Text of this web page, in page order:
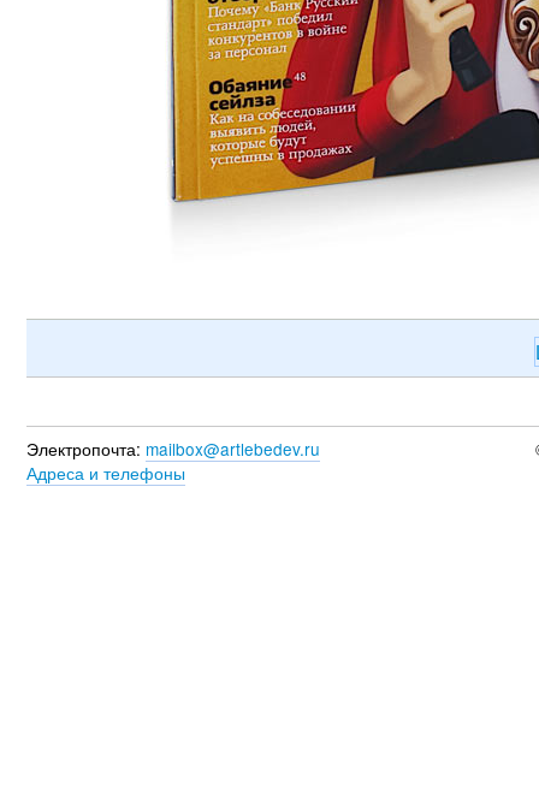
Электропочта: mailbox@artlebedev.ru
Адреса и телефоны